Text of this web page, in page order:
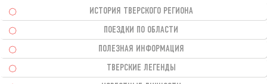
ИСТОРИЯ ТВЕРСКОГО РЕГИОНА
ПОЕЗДКИ ПО ОБЛАСТИ
ПОЛЕЗНАЯ ИНФОРМАЦИЯ
ТВЕРСКИЕ ЛЕГЕНДЫ